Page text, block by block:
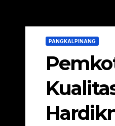
PANGKALPINANG